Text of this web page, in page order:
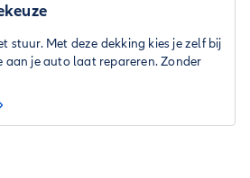
stuur. Met deze dekking kies je zelf bij
aan je auto laat repareren. Zonder